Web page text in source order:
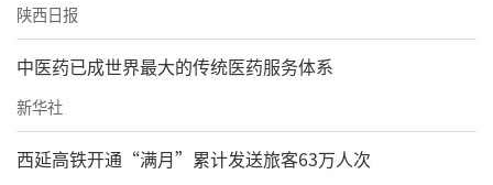
陕西日报
中医药已成世界最大的传统医药服务体系
新华社
西延高铁开通“满月”累计发送旅客63万人次